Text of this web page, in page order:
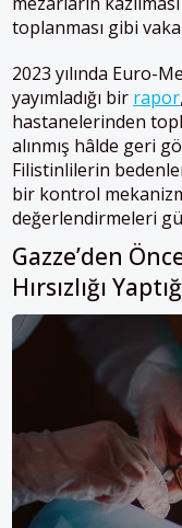
toplanması gibi
2023 yılında Euro-
yayımladığı bir rapor
hastanelerinden
alınmış hâlde geri
Filistinlilerin
bir kontrol
değerlendirmeleri
Gazze’den
Hırsızlığı